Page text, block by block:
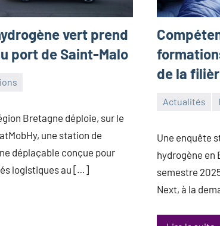
vert prend
port de Saint-Malo
Bretagne déploie, sur le
une station de
déplaçable conçue pour
logistiques au […]
de la
Actualités
2026
Une enquête
hydrogène en
semestre
Next, à la